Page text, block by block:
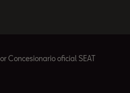
Concesionario oficial SEAT